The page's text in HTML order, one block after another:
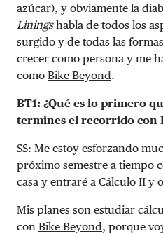
azúcar), y obviamente la
Liningshabla de todos los
surgido y de todas las
crecer como persona y me
como Bike Beyond.
BT1: ¿Qué es lo primero
termines el recorrido con
SS: Me estoy esforzando
próximo semestre a tiempo
casa y entraré a Cálculo II y
Mis planes son estudiar
con Bike Beyond, porque